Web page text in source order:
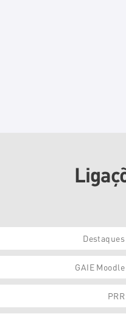
Destaques
GAIE Moodle
PRR